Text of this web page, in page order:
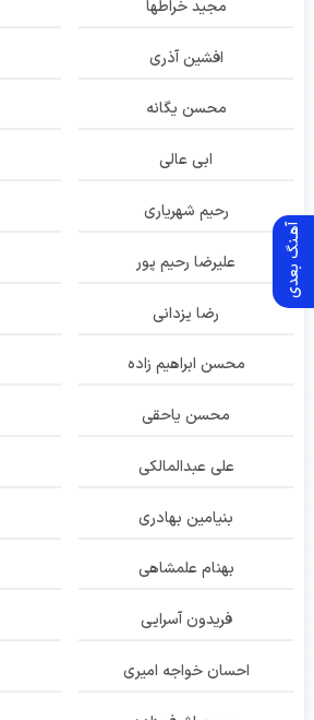
آهـنگ بعدی
مجید خراطها
افشین آذری
محسن یگانه
ابی عالی
رحیم شهریاری
علیرضا رحیم پور
رضا یزدانی
محسن ابراهیم زاده
محسن یاحقی
علی عبدالمالکی
بنیامین بهادری
بهنام علمشاهی
فریدون آسرایی
احسان خواجه امیری